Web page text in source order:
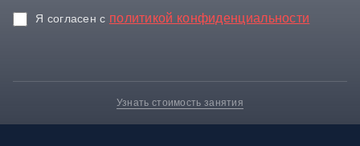
Я согласен c политикой конфиденциальности
Узнать стоимость занятия